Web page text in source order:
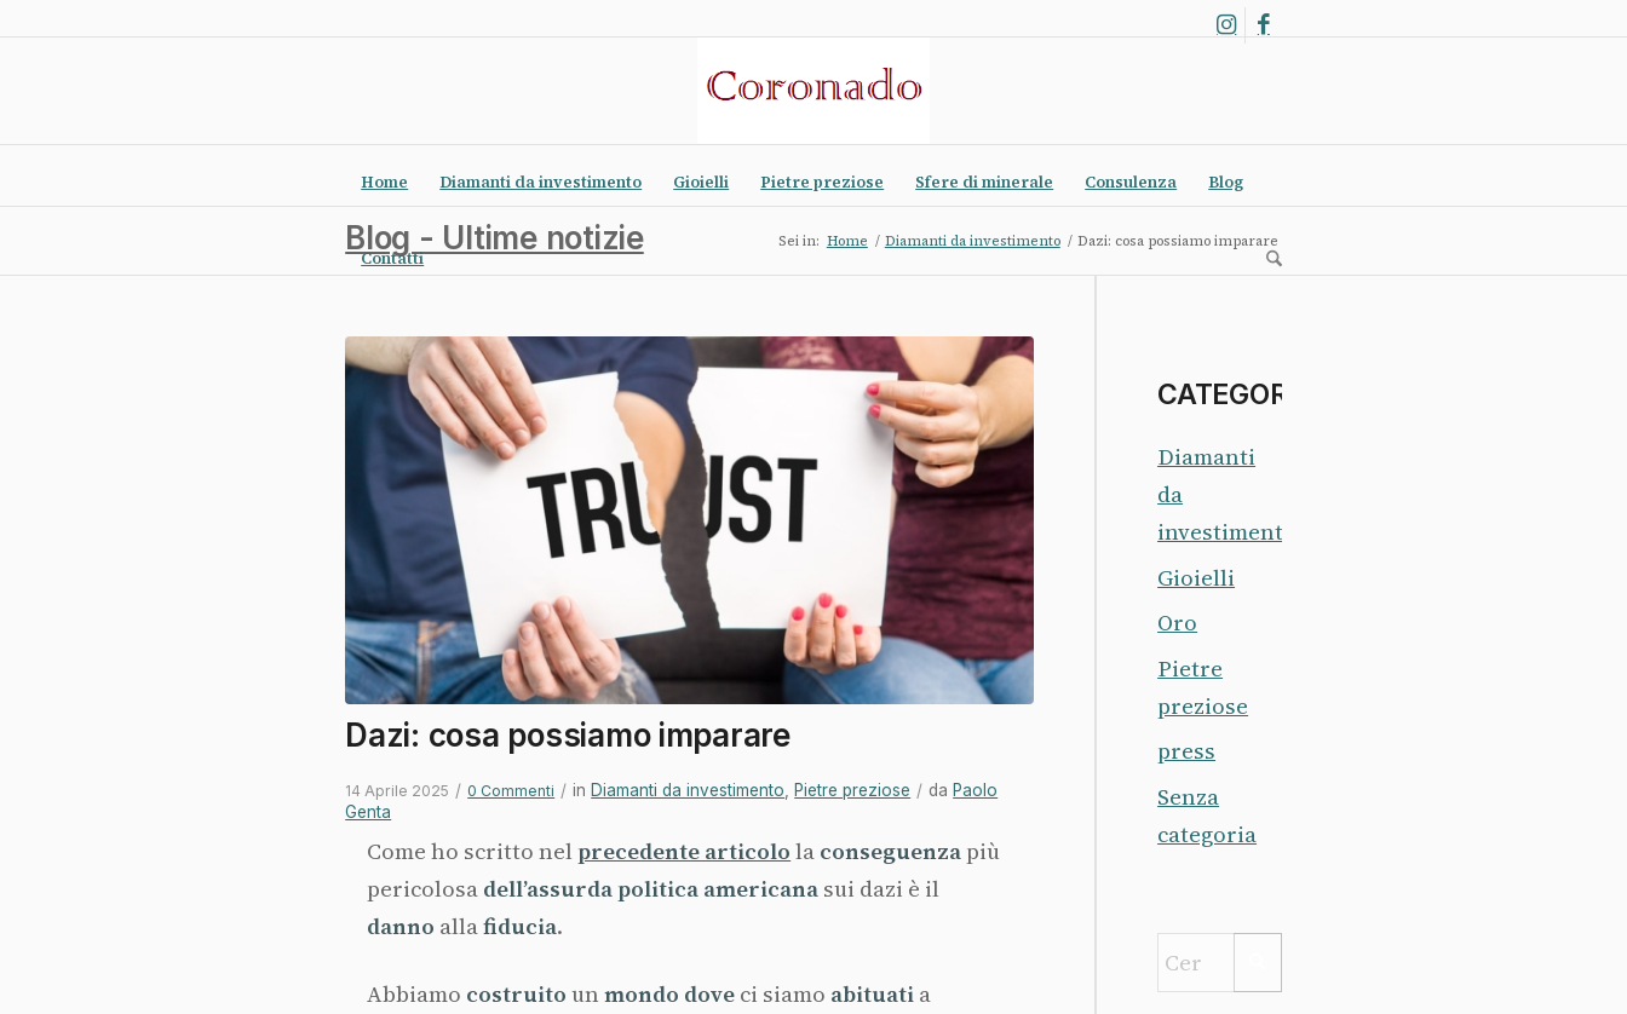
Home Diamanti da investimento Gioielli Pietre preziose Sfere di minerale Consulenza Blog
Contatti
Blog - Ultime notizie Sei in: Home / Diamanti da investimento / Dazi: cosa possiamo imparare
Dazi: cosa possiamo imparare
14 Aprile 2025 / 0 Commenti / in Diamanti da investimento, Pietre preziose / da Paolo
Genta
Come ho scritto nelprecedente articolo la conseguenza più
pericolosa dell’assurdapolitica americana sui dazi è il
danno allafiducia.
Abbiamo costruito unmondo dove ci siamo abituati a
CATEGORIE
Diamanti
da
investimento
Gioielli
Oro
Pietre
preziose
press
Senza
categoria